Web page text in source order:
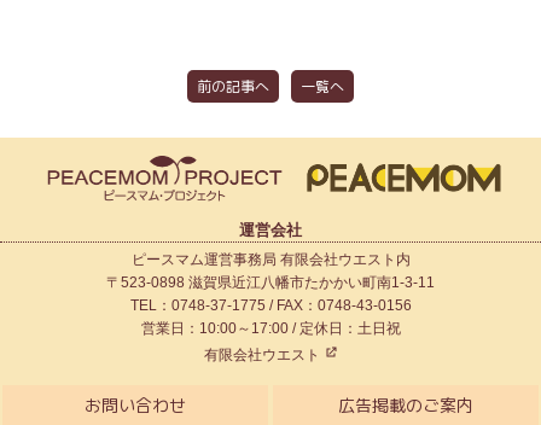
前の記事へ 一覧へ
運営会社
ピースマム運営事務局 有限会社ウエスト内
〒523-0898 滋賀県近江八幡市たかかい町南1-3-11
TEL：0748-37-1775 / FAX：0748-43-0156
営業日：10:00～17:00 / 定休日：土日祝
有限会社ウエスト
お問い合わせ 広告掲載のご案内